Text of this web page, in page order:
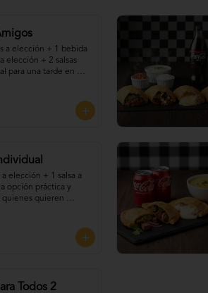
a elección + 1 bebida
elección + 2 salsas
para una tarde en
acompaña todo con
salsas caseras.
a elección + 1 salsa a
opción práctica y
quienes quieren
con una de
caseras. Ideal para
Todos 2